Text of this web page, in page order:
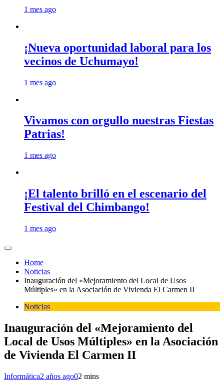
1 mes ago
¡Nueva oportunidad laboral para los
vecinos de Uchumayo!
1 mes ago
Vivamos con orgullo nuestras Fiestas
Patrias!
1 mes ago
¡El talento brilló en el escenario del
Festival del Chimbango!
1 mes ago
Home
Noticias
Inauguración del «Mejoramiento del Local de Usos
Múltiples» en la Asociación de Vivienda El Carmen II
Noticias
Inauguración del «Mejoramiento del
Local de Usos Múltiples» en la Asociación
de Vivienda El Carmen II
Informática2 años ago02 mins